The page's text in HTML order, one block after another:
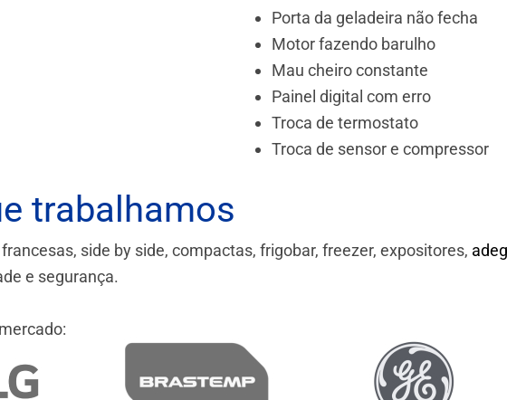
Porta da geladeira não fecha
Motor fazendo barulho
Mau cheiro constante
Painel digital com erro
Troca de termostato
Troca de sensor e compressor
trabalhamos
side by side, compactas, frigobar, freezer, expositores,
e segurança.